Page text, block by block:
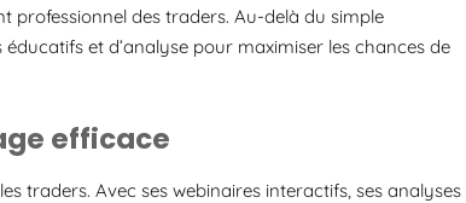
professionnel des traders. Au-delà du simple
et d’analyse pour maximiser les chances de
efficace
traders. Avec ses webinaires interactifs, ses analyses